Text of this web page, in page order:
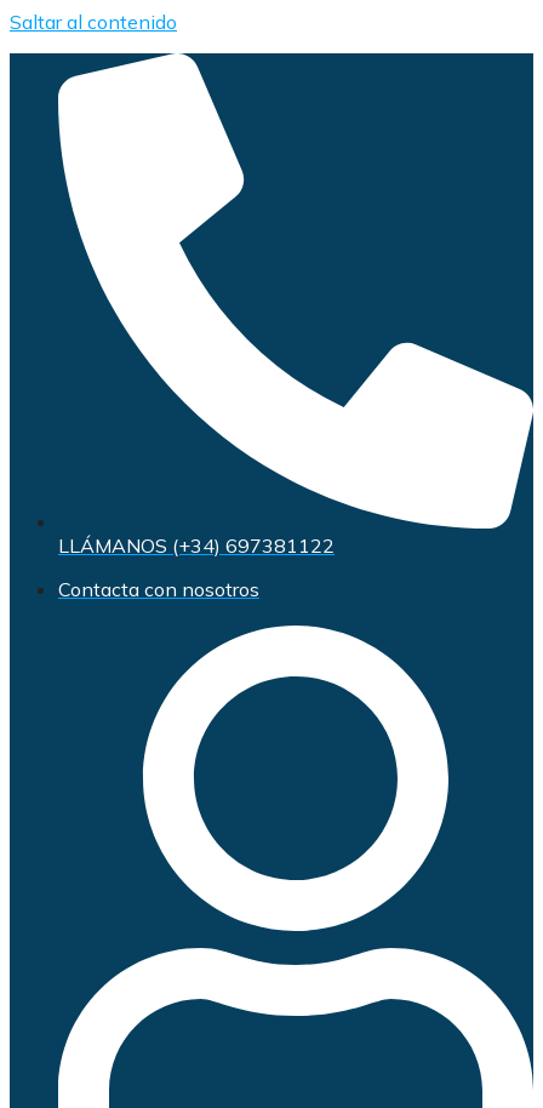
Saltar al contenido
LLÁMANOS (+34) 697381122
Contacta con nosotros